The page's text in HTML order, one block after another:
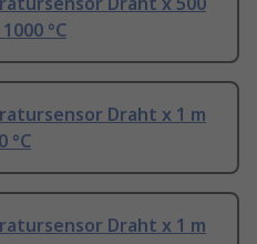
°C
Draht x 1 m
°C
Draht x 1 m